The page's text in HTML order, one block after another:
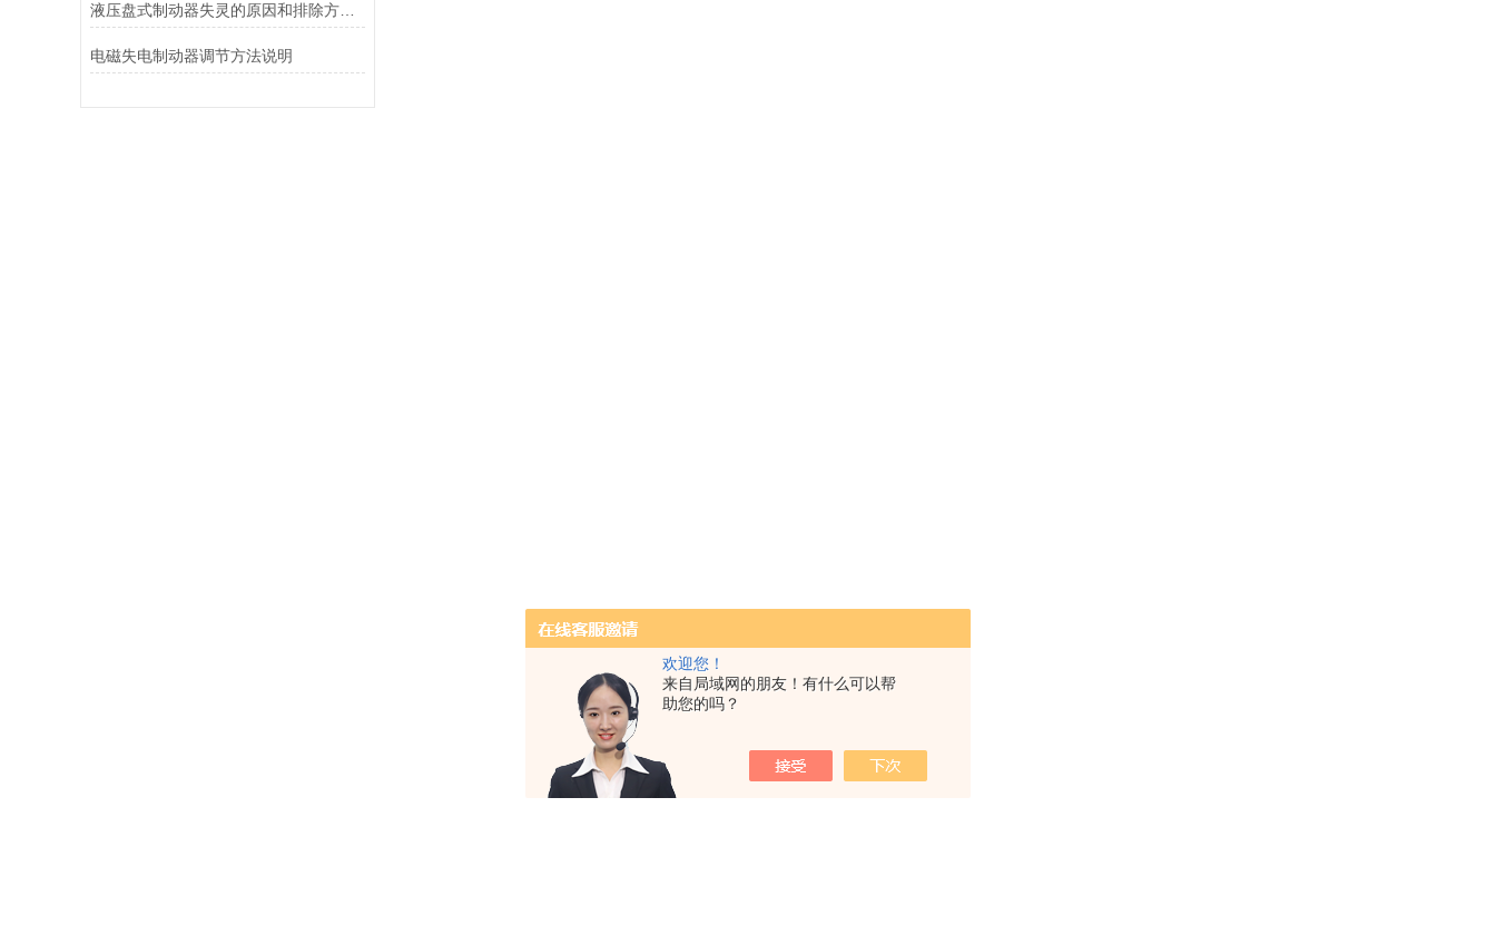
欢迎您！
来自局域网的朋友！有什么可以帮
助您的吗？
液压盘式制动器失灵的原因和排除方法介绍
电磁失电制动器调节方法说明